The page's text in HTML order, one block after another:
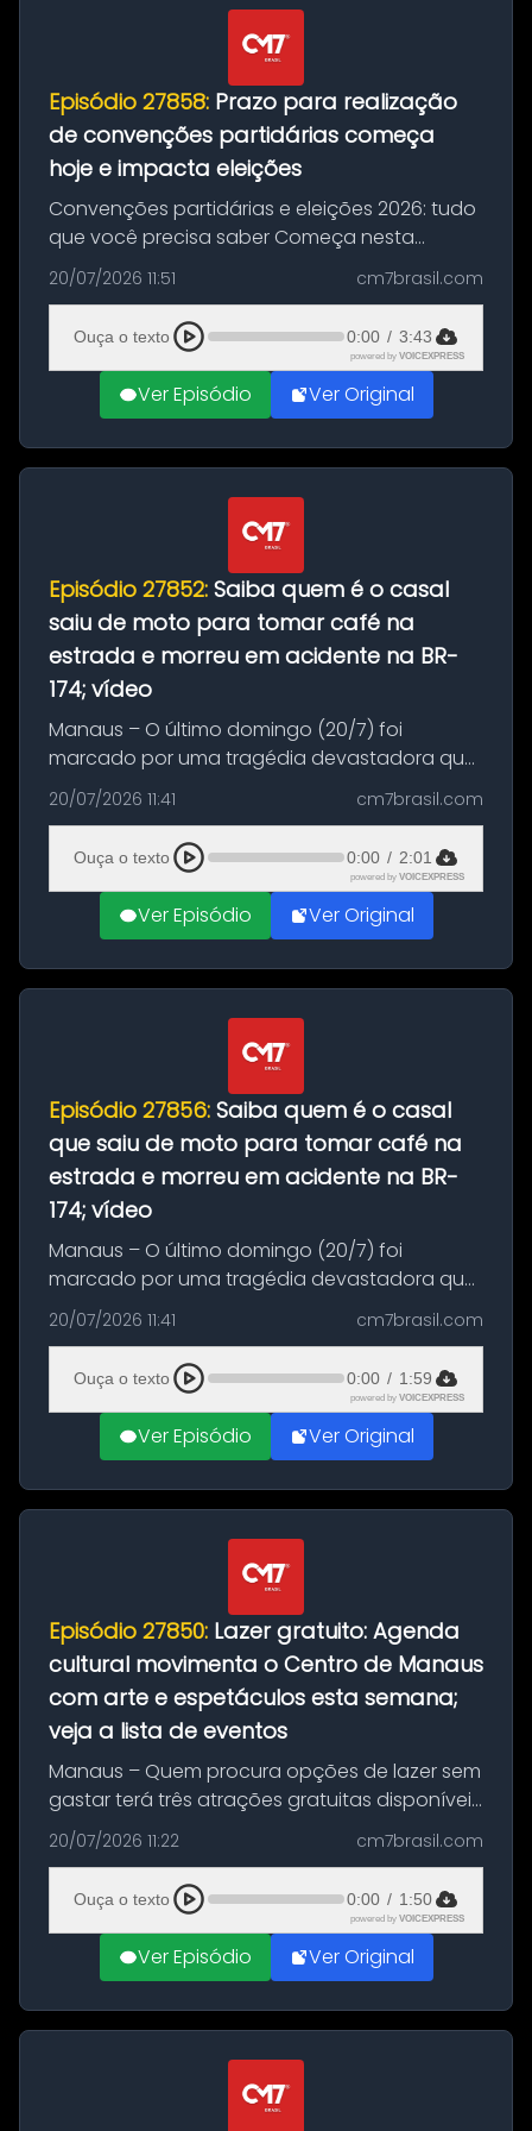
Episódio 27858: Prazo para realização
de convenções partidárias começa
hoje e impacta eleições
Convenções partidárias e eleições 2026: tudo
que você precisa saber Começa nesta
segunda-feira e vai até 5 de agosto o prazo
para que partidos políticos e federações
partidárias realizem suas convençõ...
20/07/2026 11:51 cm7brasil.com
Ouça o texto 0:00 / 3:43
powered by VOICEXPRESS
Ver Episódio Ver Original
Episódio 27852: Saiba quem é o casal
saiu de moto para tomar café na
estrada e morreu em acidente na BR-
174; vídeo
Manaus – O último domingo (20/7) foi
marcado por uma tragédia devastadora que
resultou na morte precoce de dois jovens na
BR-174, na zona rural de Manaus. Um passeio
com destino a um típico café regio...
20/07/2026 11:41 cm7brasil.com
Ouça o texto 0:00 / 2:01
powered by VOICEXPRESS
Ver Episódio Ver Original
Episódio 27856: Saiba quem é o casal
que saiu de moto para tomar café na
estrada e morreu em acidente na BR-
174; vídeo
Manaus – O último domingo (20/7) foi
marcado por uma tragédia devastadora que
resultou na morte precoce de dois jovens na
BR-174, na zona rural de Manaus. Um passeio
com destino a um típico café regio...
20/07/2026 11:41 cm7brasil.com
Ouça o texto 0:00 / 1:59
powered by VOICEXPRESS
Ver Episódio Ver Original
Episódio 27850: Lazer gratuito: Agenda
cultural movimenta o Centro de Manaus
com arte e espetáculos esta semana;
veja a lista de eventos
Manaus – Quem procura opções de lazer sem
gastar terá três atrações gratuitas disponíveis
entre esta segunda-feira (20) e quinta-feira
(23). A programação inclui uma exposição
dedicada à história das ...
20/07/2026 11:22 cm7brasil.com
Ouça o texto 0:00 / 1:50
powered by VOICEXPRESS
Ver Episódio Ver Original